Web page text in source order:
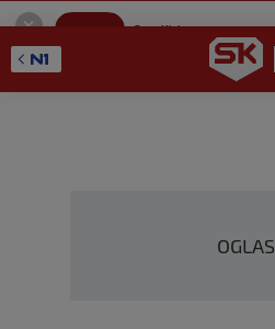
SportKlub
GET - On the Google Play
OGLAS